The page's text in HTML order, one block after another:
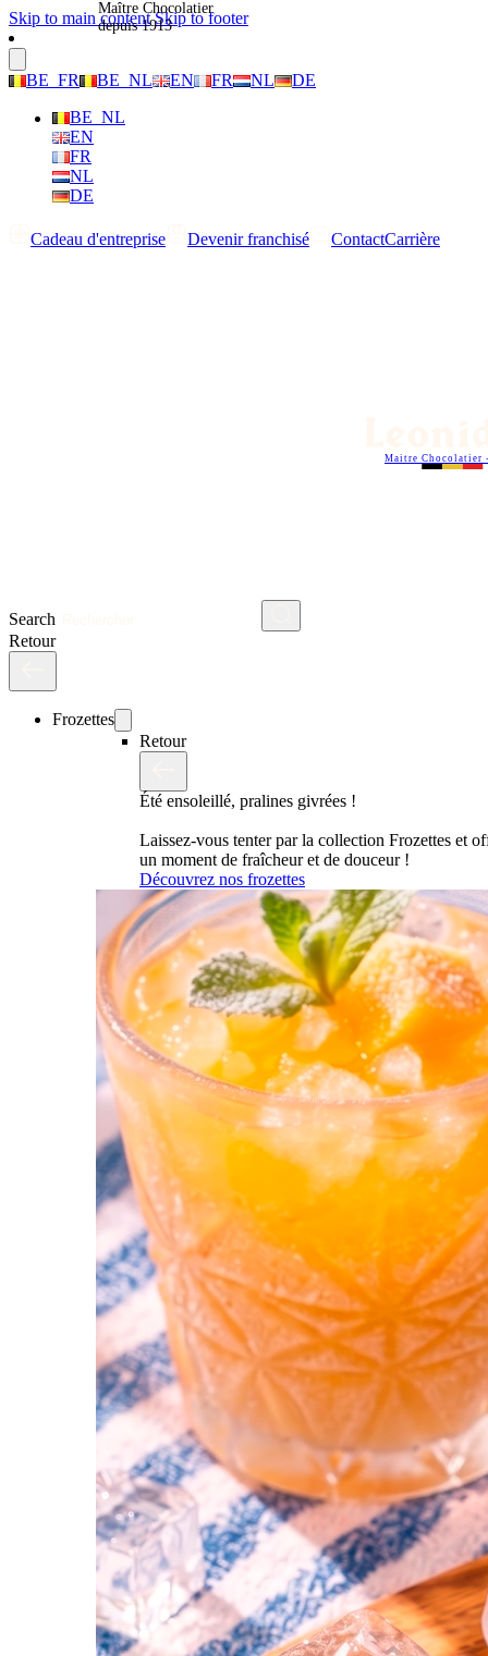
Skip to main content Skip to footer
BE_FR BE_NL EN FR NL
DE
BE_NL
EN
FR
NL
DE
Cadeau d'entreprise Devenir franchisé ContactCarrière
Search
Maitre Chocolatier
Retour
Frozettes
Retour
Été ensoleillé, pralines givrées !
Laissez-vous tenter par la collection Frozettes et
un moment de fraîcheur et de douceur !
Découvrez nos frozettes
Maître Chocolatier
depuis 1913